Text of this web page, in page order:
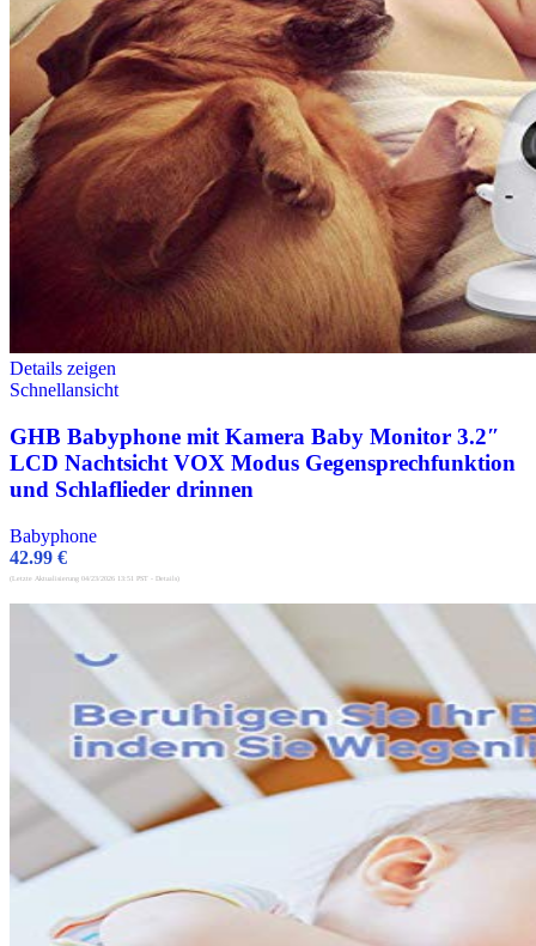
Details zeigen
Schnellansicht
GHB Babyphone mit Kamera Baby Monitor 3.2″
LCD Nachtsicht VOX Modus Gegensprechfunktion
und Schlaflieder drinnen
Babyphone
42.99 €
(Letzte Aktualisierung 04/23/2026 13:51 PST - Details)